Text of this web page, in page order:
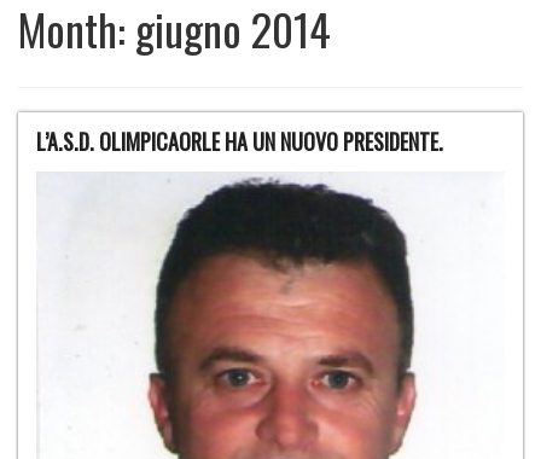
Month: giugno 2014
L’A.S.D. OLIMPICAORLE HA UN NUOVO PRESIDENTE.